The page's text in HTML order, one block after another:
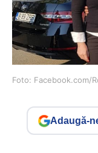
Foto: Facebook.com/
Adaugă-